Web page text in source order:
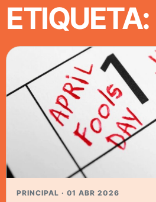
ETIQUETA:
PRINCIPAL · 01 ABR 2026